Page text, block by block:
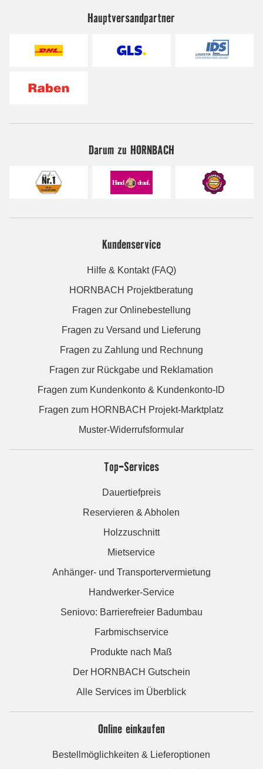
Hauptversandpartner
Darum zu HORNBACH
Kundenservice
Hilfe & Kontakt (FAQ)
HORNBACH Projektberatung
Fragen zur Onlinebestellung
Fragen zu Versand und Lieferung
Fragen zu Zahlung und Rechnung
Fragen zur Rückgabe und Reklamation
Fragen zum Kundenkonto & Kundenkonto-ID
Fragen zum HORNBACH Projekt-Marktplatz
Muster-Widerrufsformular
Top-Services
Dauertiefpreis
Reservieren & Abholen
Holzzuschnitt
Mietservice
Anhänger- und Transportervermietung
Handwerker-Service
Seniovo: Barrierefreier Badumbau
Farbmischservice
Produkte nach Maß
Der HORNBACH Gutschein
Alle Services im Überblick
Online einkaufen
Bestellmöglichkeiten & Lieferoptionen